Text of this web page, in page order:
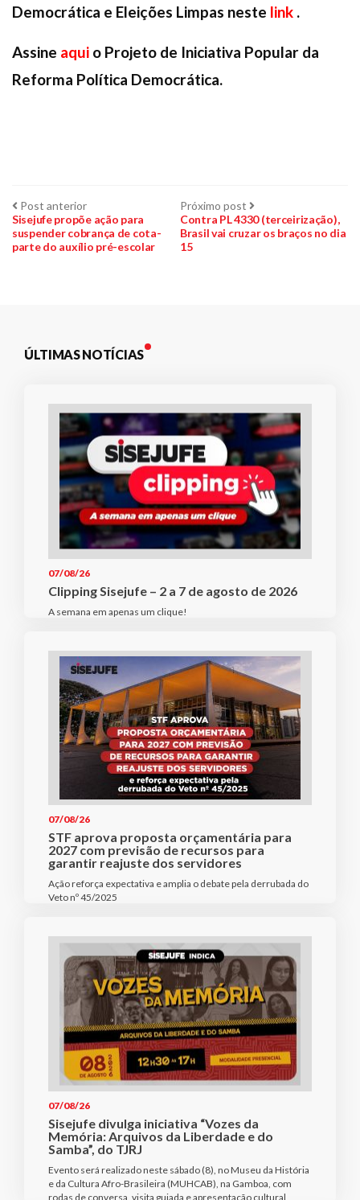
Democrática e Eleições Limpas neste link .
Assine aqui o Projeto de Iniciativa Popular da
Reforma Política Democrática.
Navegação
de
Post anteriorPost
anterior:
Sisejufe propõe ação para
suspender cobrança de cota-
parte do auxílio pré-escolar
Próximo post Próximo
post:
Contra PL 4330 (terceirização),
Brasil vai cruzar os braços no dia
15
ÚLTIMAS NOTÍCIAS
07/08/26
Clipping Sisejufe – 2 a 7 de agosto de 2026
A semana em apenas um clique!
07/08/26
STF aprova proposta orçamentária para
2027 com previsão de recursos para
garantir reajuste dos servidores
Ação reforça expectativa e amplia o debate pela derrubada do
Veto nº 45/2025
07/08/26
Sisejufe divulga iniciativa “Vozes da
Memória: Arquivos da Liberdade e do
Samba”, do TJRJ
Evento será realizado neste sábado (8), no Museu da História
e da Cultura Afro-Brasileira (MUHCAB), na Gamboa, com
rodas de conversa, visita guiada e apresentação cultural